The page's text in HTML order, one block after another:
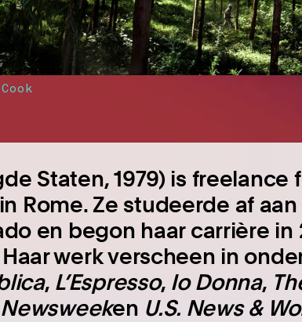
Staten, 1979) is freelance
Rome. Ze studeerde af
en begon haar carrière in
werk verscheen in
, L’Espresso, Io Donna,
Newsweeken U.S. News &